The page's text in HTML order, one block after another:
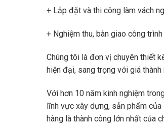
+ Lắp đặt và thi công làm vách
+ Nghiệm thu, bàn giao công
Chúng tôi là đơn vị chuyên thiết
hiện đại, sang trọng với giá
Với hơn 10 năm kinh nghiệm
lĩnh vực xây dựng, sản phẩm
hàng là thành công lớn nhất của